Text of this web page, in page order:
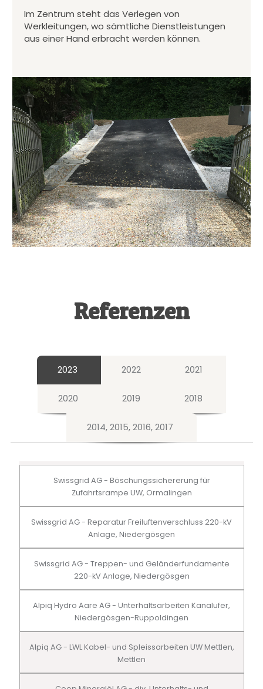
Im Zentrum steht das Verlegen von
Werkleitungen, wo sämtliche Dienstleistungen
aus einer Hand erbracht werden können.
Referenzen
2023 2022 2021
2020 2019 2018
2014, 2015, 2016, 2017
Swissgrid AG - Böschungssichererung für
Zufahrtsrampe UW, Ormalingen
Swissgrid AG - Reparatur Freiluftenverschluss 220-kV
Anlage, Niedergösgen
Swissgrid AG - Treppen- und Geländerfundamente
220-kV Anlage, Niedergösgen
Alpiq Hydro Aare AG - Unterhaltsarbeiten Kanalufer,
Niedergösgen-Ruppoldingen
Alpiq AG - LWL Kabel- und Spleissarbeiten UW Mettlen,
Mettlen